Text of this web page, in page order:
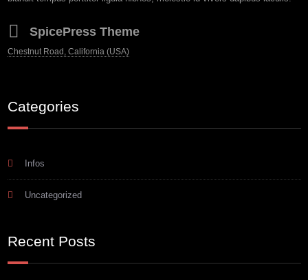
SpicePress Theme
Chestnut Road, California (USA)
Categories
Infos
Uncategorized
Recent Posts